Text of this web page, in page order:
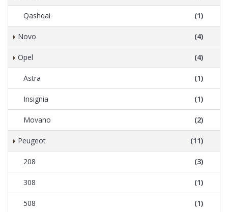
Qashqai (1)
Novo (4)
Opel (4)
Astra (1)
Insignia (1)
Movano (2)
Peugeot (11)
208 (3)
308 (1)
508 (1)